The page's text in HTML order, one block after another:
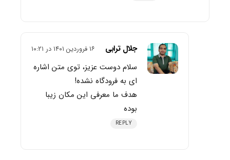
جلال ترابی ۱۶ فروردین ۱۴۰۱ در ۱۰:۲۱
سلام دوست عزیز، توی متن اشاره
ای به فرودگاه نشده!
هدف ما معرفی این مکان زیبا
بوده
REPLY